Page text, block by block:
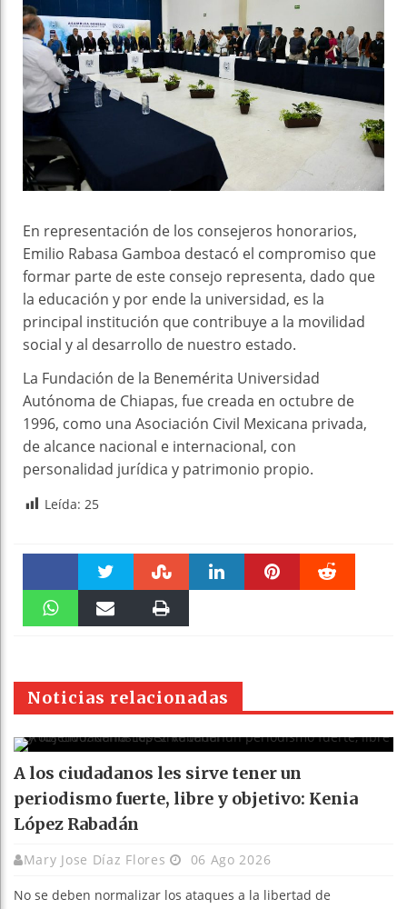
En representación de los consejeros honorarios,
Emilio Rabasa Gamboa destacó el compromiso que
formar parte de este consejo representa, dado que
la educación y por ende la universidad, es la
principal institución que contribuye a la movilidad
social y al desarrollo de nuestro estado.
La Fundación de la Benemérita Universidad
Autónoma de Chiapas, fue creada en octubre de
1996, como una Asociación Civil Mexicana privada,
de alcance nacional e internacional, con
personalidad jurídica y patrimonio propio.
Leída: 25
Faceboo Twitter Stumble
pt
Noticias relacionadas
A los ciudadanos les sirve tener un
periodismo fuerte, libre y objetivo: Kenia
López Rabadán
Mary Jose Díaz Flores 06 Ago 2026
No se deben normalizar los ataques a la libertad de